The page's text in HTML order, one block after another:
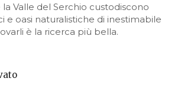
la Valle del Serchio custodiscono
e oasi naturalistiche di inestimabile
è la ricerca più bella.